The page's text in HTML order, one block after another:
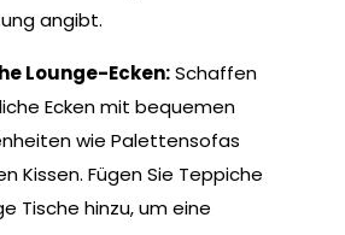
angibt.
Lounge-Ecken:Schaffen
Ecken mit bequemen
wie Palettensofas
Kissen. Fügen Sie Teppiche
Tische hinzu, um eine